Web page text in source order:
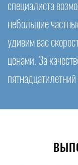
специалиста
небольшие
удивим вас
ценами. За